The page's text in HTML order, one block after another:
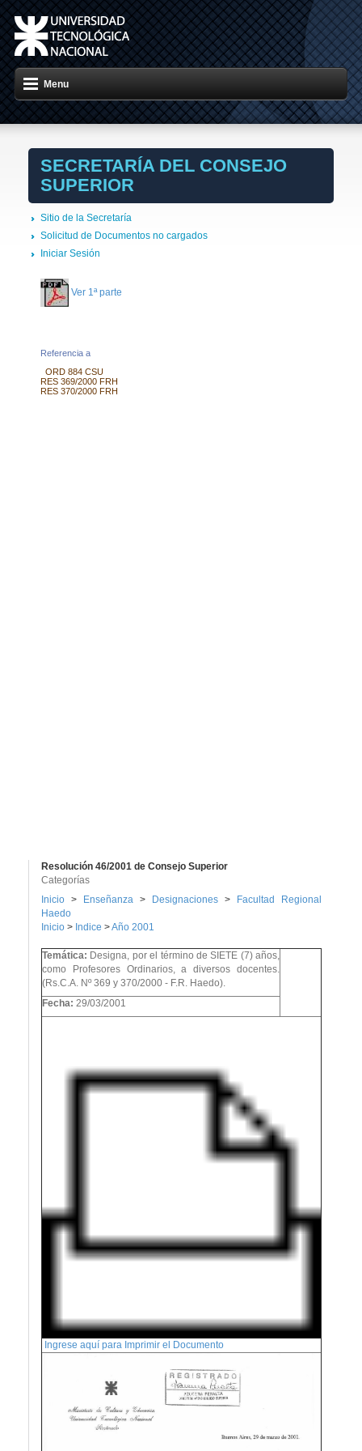
Menu
SECRETARÍA DEL CONSEJO
SUPERIOR
Sitio de la Secretaría
Solicitud de Documentos no cargados
Iniciar Sesión
Ver 1ª parte
Resolución 46/2001 de Consejo Superior
Categorías
Inicio > Enseñanza > Designaciones >
Facultad Regional
Haedo
Inicio > Indice >Año 2001
Temática: Designa, por el término de SIETE (7) años,
como Profesores Ordinarios, a diversos docentes.
(Rs.C.A. Nº 369 y 370/2000 - F.R. Haedo).
Fecha: 29/03/2001
Ingrese aquí para Imprimir el Documento